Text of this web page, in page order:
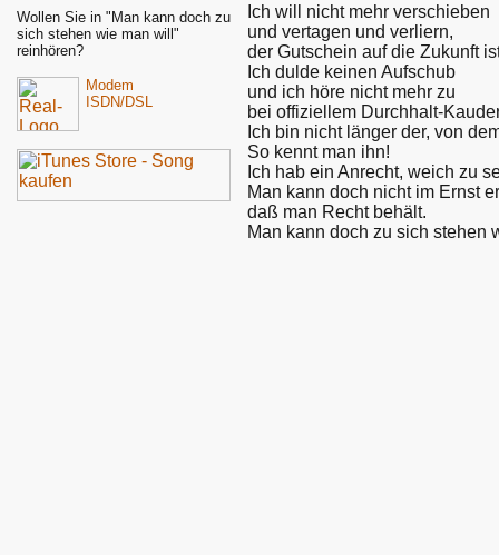
Wollen Sie in "Man kann doch zu
sich stehen wie man will"
reinhören?
Modem
ISDN/DSL
Ich will nicht mehr verschieben
und vertagen und verliern,
der Gutschein auf die Zukunft
Ich dulde keinen Aufschub
und ich höre nicht mehr zu
bei offiziellem Durchhalt-
Ich bin nicht länger der, von
So kennt man ihn!
Ich hab ein Anrecht, weich zu
Man kann doch nicht im Ernst
daß man Recht behält.
Man kann doch zu sich stehen